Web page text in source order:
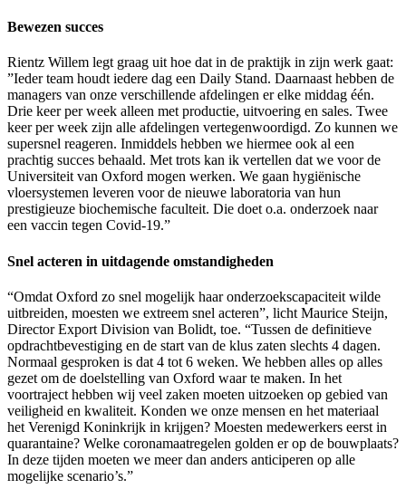
Bewezen succes
Rientz Willem legt graag uit hoe dat in de praktijk in zijn werk gaat:
”Ieder team houdt iedere dag een Daily Stand. Daarnaast hebben de
managers van onze verschillende afdelingen er elke middag één.
Drie keer per week alleen met productie, uitvoering en sales. Twee
keer per week zijn alle afdelingen vertegenwoordigd. Zo kunnen we
supersnel reageren. Inmiddels hebben we hiermee ook al een
prachtig succes behaald. Met trots kan ik vertellen dat we voor de
Universiteit van Oxford mogen werken. We gaan hygiënische
vloersystemen leveren voor de nieuwe laboratoria van hun
prestigieuze biochemische faculteit. Die doet o.a. onderzoek naar
een vaccin tegen Covid-19.”
Snel acteren in uitdagende omstandigheden
“Omdat Oxford zo snel mogelijk haar onderzoekscapaciteit wilde
uitbreiden, moesten we extreem snel acteren”, licht Maurice Steijn,
Director Export Division van Bolidt, toe. “Tussen de definitieve
opdrachtbevestiging en de start van de klus zaten slechts 4 dagen.
Normaal gesproken is dat 4 tot 6 weken. We hebben alles op alles
gezet om de doelstelling van Oxford waar te maken. In het
voortraject hebben wij veel zaken moeten uitzoeken op gebied van
veiligheid en kwaliteit. Konden we onze mensen en het materiaal
het Verenigd Koninkrijk in krijgen? Moesten medewerkers eerst in
quarantaine? Welke coronamaatregelen golden er op de bouwplaats?
In deze tijden moeten we meer dan anders anticiperen op alle
mogelijke scenario’s.”